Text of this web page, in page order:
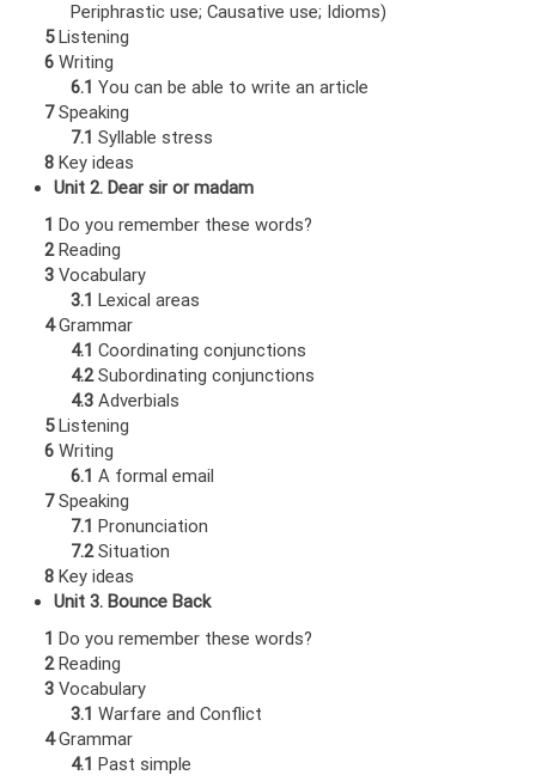
Periphrastic use; Causative use; Idioms)
5Listening
6 Writing
6.1 You can be able to write an article
7Speaking
7.1 Syllable stress
8 Key ideas
Unit 2. Dear sir or madam
1 Do you remember these words?
2Reading
3 Vocabulary
3.1 Lexical areas
4Grammar
4.1 Coordinating conjunctions
4.2Subordinating conjunctions
4.3 Adverbials
5Listening
6 Writing
6.1 A formal email
7Speaking
7.1 Pronunciation
7.2Situation
8 Key ideas
Unit 3. Bounce Back
1 Do you remember these words?
2Reading
3 Vocabulary
3.1 Warfare and Conflict
4Grammar
4.1 Past simple